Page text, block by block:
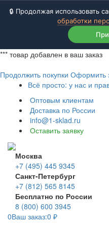
🔒 Продолжая использовать
обработки
*** товар добавлен в ваш заказ
Продолжить покупки Оформить
Всё просто: у нас и
Оптовым клиентам
Доставка по России
info@1-sklad.ru
Оставить заявку
Москва
+7 (495) 445 9345
Санкт-Петербург
+7 (812) 565 8145
Бесплатно по России
8 (800) 600 3945
0Ваш заказ:0 ₽